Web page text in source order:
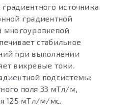
источника
градиентной
многоуровневой
стабильное
при выполнении
вихревые токи.
подсистемы:
поля 33 мТл/м,
125 мТл/м/мс.